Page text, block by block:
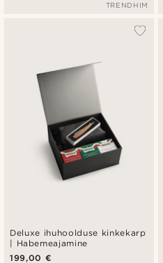
TRENDHIM
Deluxe ihuhoolduse kinkekarp
| Habemeajamine
199,00 €